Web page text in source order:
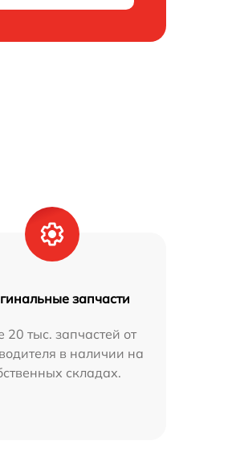
запчасти
20 тыс. запчастей от
в наличии на
складах.